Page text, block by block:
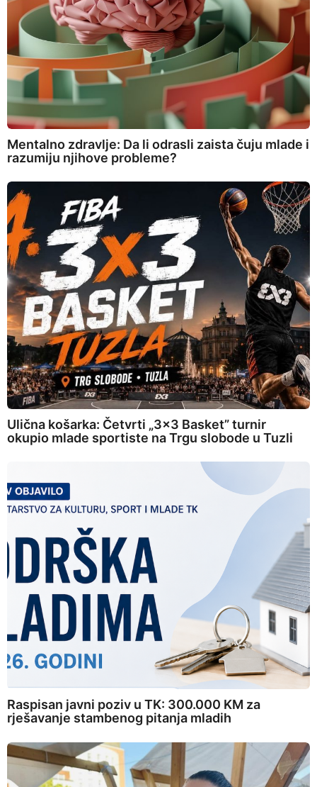
Mentalno zdravlje: Da li odrasli zaista čuju mlade i
razumiju njihove probleme?
Ulična košarka: Četvrti „3×3 Basket” turnir
okupio mlade sportiste na Trgu slobode u Tuzli
Raspisan javni poziv u TK: 300.000 KM za
rješavanje stambenog pitanja mladih